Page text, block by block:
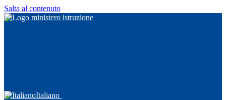
Salta al contenuto
Italiano